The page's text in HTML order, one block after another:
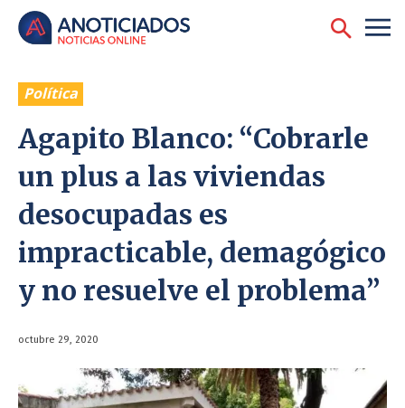
Política
Agapito Blanco: “Cobrarle
un plus a las viviendas
desocupadas es
impracticable, demagógico
y no resuelve el problema”
octubre 29, 2020